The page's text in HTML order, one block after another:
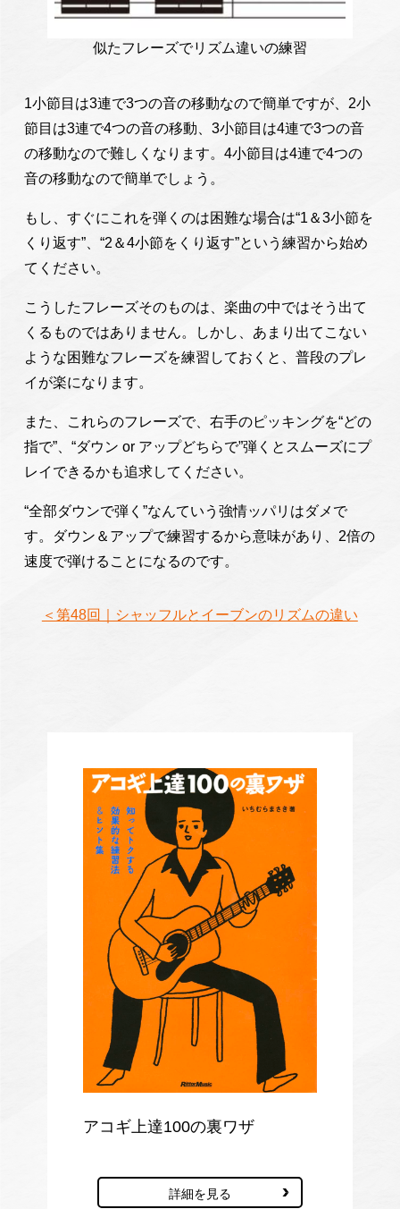
似たフレーズでリズム違いの練習
1小節目は3連で3つの音の移動なので簡単ですが、2小
節目は3連で4つの音の移動、3小節目は4連で3つの音
の移動なので難しくなります。4小節目は4連で4つの
音の移動なので簡単でしょう。
もし、すぐにこれを弾くのは困難な場合は“1＆3小節を
くり返す”、“2＆4小節をくり返す”という練習から始め
てください。
こうしたフレーズそのものは、楽曲の中ではそう出て
くるものではありません。しかし、あまり出てこない
ような困難なフレーズを練習しておくと、普段のプレ
イが楽になります。
また、これらのフレーズで、右手のピッキングを“どの
指で”、“ダウン or アップどちらで”弾くとスムーズにプ
レイできるかも追求してください。
“全部ダウンで弾く”なんていう強情ッパリはダメで
す。ダウン＆アップで練習するから意味があり、2倍の
速度で弾けることになるのです。
＜第48回｜シャッフルとイーブンのリズムの違い
アコギ上達100の裏ワザ
詳細を見る